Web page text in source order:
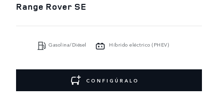
Range Rover SE
Gasolina/Diésel Híbrido eléctrico (PHEV)
CONFIGÚRALO